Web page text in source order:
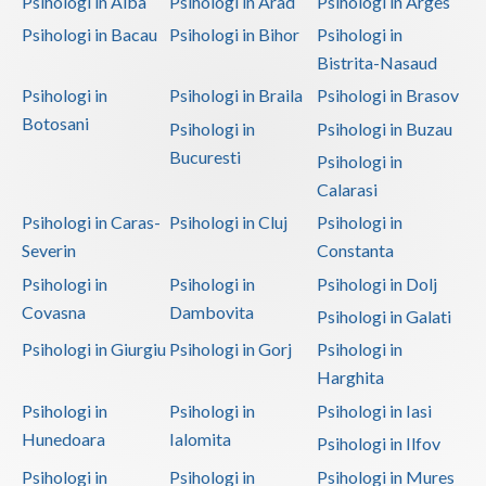
Terapie suportiva pentru persoane dependente de...
Terapie suportiva pentru persoanele care sufera... (1)
Terapii de scurta durata (1)
Psihologi in Bacau
Psihologi in Bihor
Psihologi in
Bistrita-Nasaud
Psihologi in
Botosani
Psihologi in Braila
Psihologi in Brasov
Psihologi in
Bucuresti
Psihologi in Buzau
Psihologi in
Calarasi
Psihologi in Caras-
Severin
Psihologi in Cluj
Psihologi in
Constanta
Psihologi in
Covasna
Psihologi in
Dambovita
Psihologi in Dolj
Psihologi in Galati
Psihologi in Giurgiu Psihologi in Gorj
Psihologi in
Harghita
Psihologi in
Hunedoara
Psihologi in
Ialomita
Psihologi in Iasi
Psihologi in Ilfov
Psihologi in
Psihologi in Psihologi in Mures